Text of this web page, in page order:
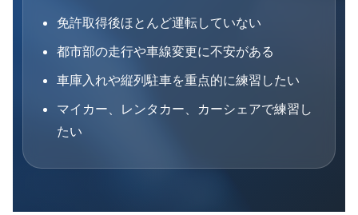
免許取得後ほとんど運転していない
都市部の走行や車線変更に不安がある
車庫入れや縦列駐車を重点的に練習したい
マイカー、レンタカー、カーシェアで練習し
たい